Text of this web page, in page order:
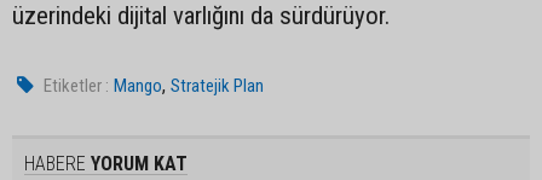
üzerindeki dijital varlığını da sürdürüyor.
Etiketler : Mango,Stratejik Plan
HABERE YORUM KAT